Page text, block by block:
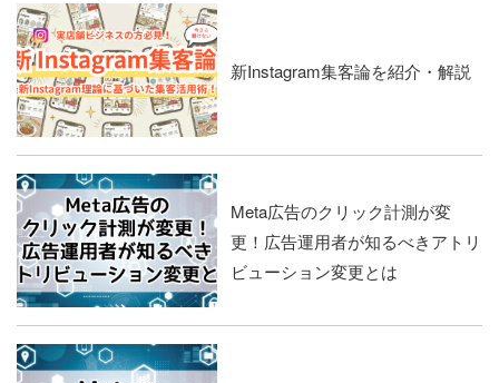
新Instagram集客論を紹介・解説
Meta広告のクリック計測が変
更！広告運用者が知るべきアトリ
ビューション変更とは